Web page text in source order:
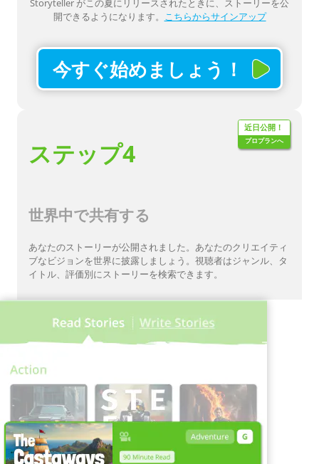
Storyteller がこの夏にリリースされたときに、ストーリーを公
開できるようになります。 こちらからサインアップ
今すぐ始めましょう！
ステップ4
近日公開！
プロプランへ
世界中で共有する
あなたのストーリーが公開されました。あなたのクリエイティ
ブなビジョンを世界に披露しましょう。視聴者はジャンル、タ
イトル、評価別にストーリーを検索できます。